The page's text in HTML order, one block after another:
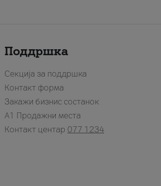
Поддршка
Секција за поддршка
Контакт форма
Закажи бизнис состанок
A1 Продажни места
Контакт центар 077 1234